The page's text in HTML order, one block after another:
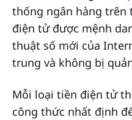
thống ngân hàng trên
điện tử được mệnh
thuật số mới của
trung và không bị
Mỗi loại tiền điện tử
công thức nhất định